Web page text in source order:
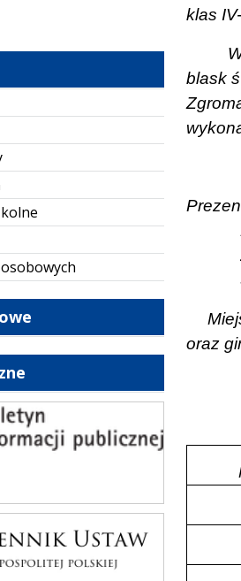
klas
blask
oraz